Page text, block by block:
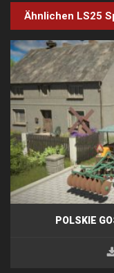
Ähnlichen LS25
POLSKIE